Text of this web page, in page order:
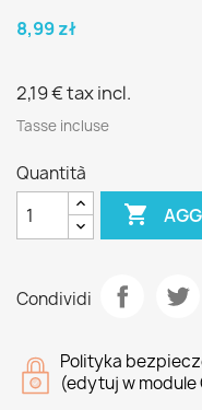
8,99 zł
2,19 €tax incl.
Tasse incluse
Quantità

Condividi
Polityka
(edytuj w module